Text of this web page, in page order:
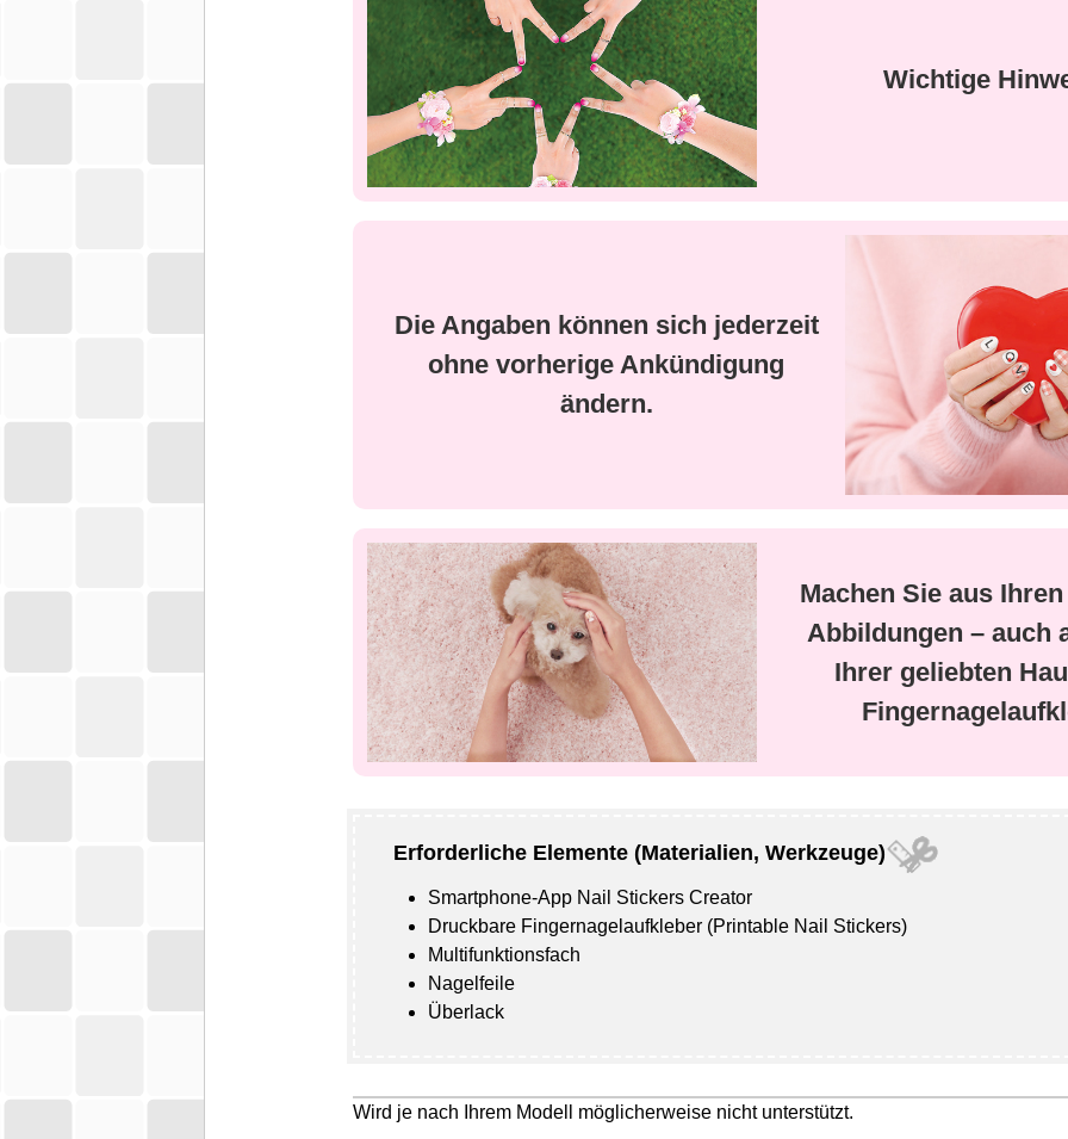
Wichtige
Die Angaben können sich jederzeit
ohne vorherige Ankündigung
ändern.
Machen Sie aus
Abbildungen – auch
Ihrer geliebten
Erforderliche Elemente (Materialien, Werkzeuge)
Smartphone-App Nail Stickers Creator
Druckbare Fingernagelaufkleber (Printable Nail Stickers)
Multifunktionsfach
Nagelfeile
Überlack
Wird je nach Ihrem Modell möglicherweise nicht unterstützt.